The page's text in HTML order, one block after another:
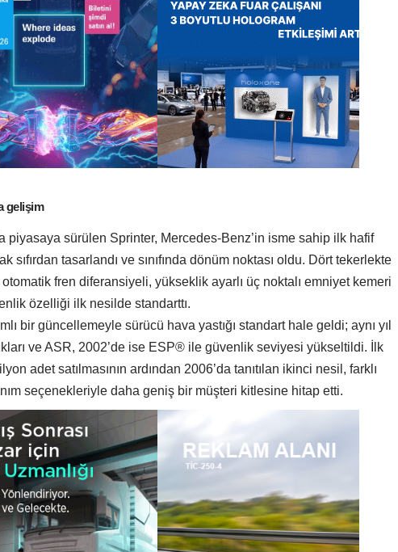
gelişim
piyasaya sürülen Sprinter, Mercedes-Benz’in isme sahip ilk hafif
sıfırdan tasarlandı ve sınıfında dönüm noktası oldu. Dört tekerlekte
fren diferansiyeli, yükseklik ayarlı üç noktalı emniyet kemeri
özelliği ilk nesilde standarttı.
bir güncellemeyle sürücü hava yastığı standart hale geldi; aynı yıl
ve ASR, 2002’de ise ESP® ile güvenlik seviyesi yükseltildi. İlk
adet satılmasının ardından 2006’da tanıtılan ikinci nesil, farklı
seçenekleriyle daha geniş bir müşteri kitlesine hitap etti.